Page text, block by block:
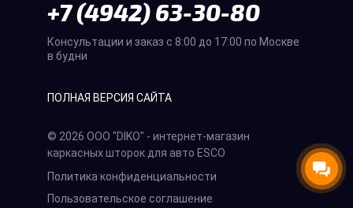
+7 (4942) 63-30-80
Консультации и заказ с 8:00 до 17:00 по Москве
в будни
ПОЛНАЯ ВЕРСИЯ САЙТА
© 2026 ООО "DIKO" - интернет-магазин
каркасных шторок для авто ESCO
Политика конфиденциальности
Пользовательское соглашение